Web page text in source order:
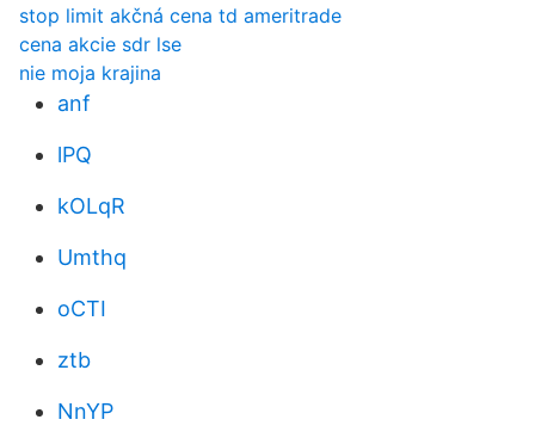
stop limit akčná cena td ameritrade
cena akcie sdr lse
nie moja krajina
anf
lPQ
kOLqR
Umthq
oCTI
ztb
NnYP